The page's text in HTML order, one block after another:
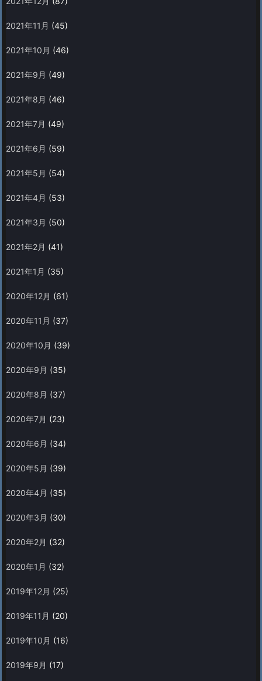
2021年11月 (45)
2021年10月 (46)
2021年9月 (49)
2021年8月 (46)
2021年7月 (49)
2021年6月 (59)
2021年5月 (54)
2021年4月 (53)
2021年3月 (50)
2021年2月 (41)
2021年1月 (35)
2020年12月 (61)
2020年11月 (37)
2020年10月 (39)
2020年9月 (35)
2020年8月 (37)
2020年7月 (23)
2020年6月 (34)
2020年5月 (39)
2020年4月 (35)
2020年3月 (30)
2020年2月 (32)
2020年1月 (32)
2019年12月 (25)
2019年11月 (20)
2019年10月 (16)
2019年9月 (17)